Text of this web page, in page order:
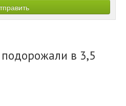
в 3,5